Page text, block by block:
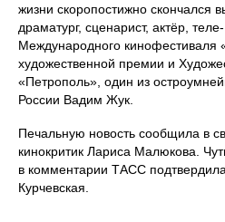
жизни скоропостижно скончался
драматург, сценарист, актёр,
Международного кинофестиваля
художественной премии и
«Петрополь», один из
России Вадим Жук.
Печальную новость сообщила в
кинокритик Лариса Малюкова.
в комментарии ТАСС
Курчевская.